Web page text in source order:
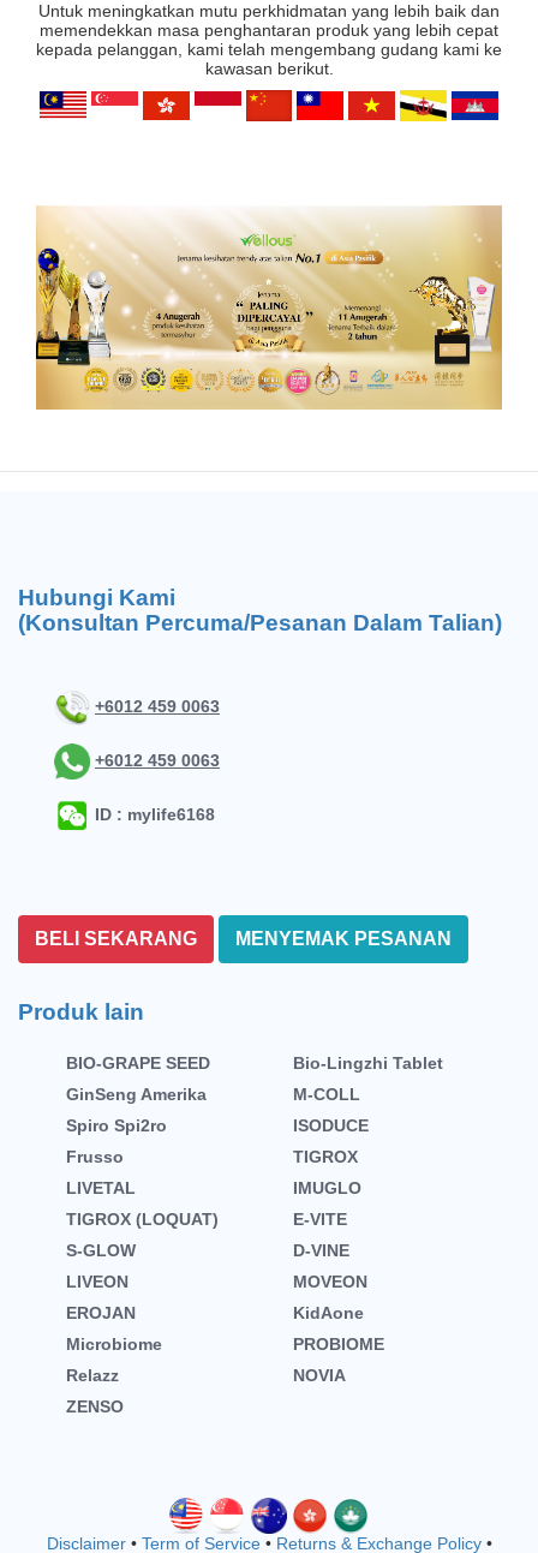
Untuk meningkatkan mutu perkhidmatan yang lebih baik dan
memendekkan masa penghantaran produk yang lebih cepat
kepada pelanggan, kami telah mengembang gudang kami ke
kawasan berikut.
Hubungi Kami
(Konsultan Percuma/Pesanan Dalam Talian)
+6012 459 0063
+6012 459 0063
ID : mylife6168
BELI SEKARANG MENYEMAK PESANAN
Produk lain
BIO-GRAPE SEED
Bio-Lingzhi Tablet
GinSeng Amerika
M-COLL
Spiro Spi2ro
ISODUCE
Frusso
TIGROX
LIVETAL
IMUGLO
TIGROX (LOQUAT)
E-VITE
S-GLOW
D-VINE
LIVEON
MOVEON
EROJAN
KidAone
Microbiome
PROBIOME
Relazz
NOVIA
ZENSO
Disclaimer• Term of Service• Returns & Exchange Policy•